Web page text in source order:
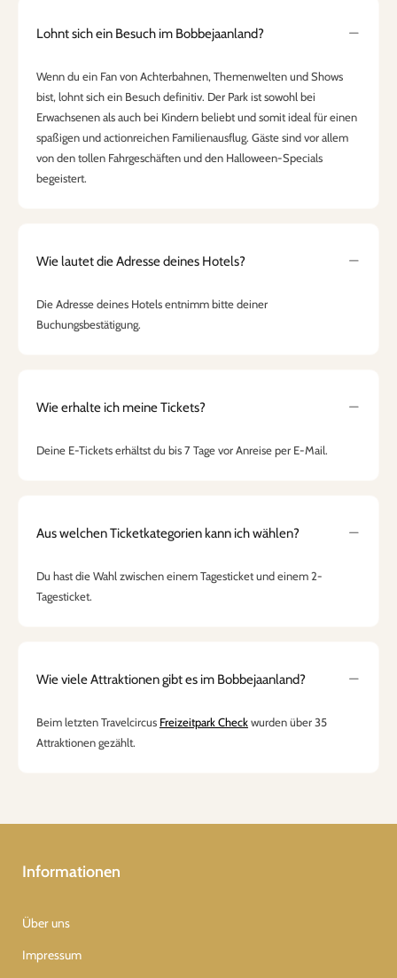
Lohnt sich ein Besuch im Bobbejaanland?
Wenn du ein Fan von Achterbahnen, Themenwelten und Shows
bist, lohnt sich ein Besuch definitiv. Der Park ist sowohl bei
Erwachsenen als auch bei Kindern beliebt und somit ideal für einen
spaßigen und actionreichen Familienausflug. Gäste sind vor allem
von den tollen Fahrgeschäften und den Halloween-Specials
begeistert.
Wie lautet die Adresse deines Hotels?
Die Adresse deines Hotels entnimm bitte deiner
Buchungsbestätigung.
Wie erhalte ich meine Tickets?
Deine E-Tickets erhältst du bis 7 Tage vor Anreise per E-Mail.
Aus welchen Ticketkategorien kann ich wählen?
Du hast die Wahl zwischen einem Tagesticket und einem 2-
Tagesticket.
Wie viele Attraktionen gibt es im Bobbejaanland?
Beim letzten Travelcircus Freizeitpark Checkwurden über 35
Attraktionen gezählt.
Informationen
Über uns
Impressum